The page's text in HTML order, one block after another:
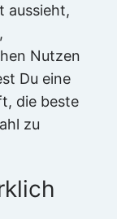
aussieht,
Nutzen
Du eine
die beste
zu